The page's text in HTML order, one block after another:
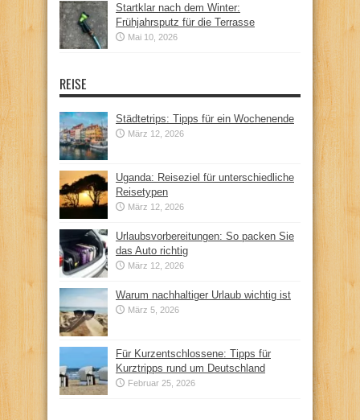
Startklar nach dem Winter:
Frühjahrsputz für die Terrasse
Mai 10, 2026
REISE
Städtetrips: Tipps für ein Wochenende
März 12, 2026
Uganda: Reiseziel für unterschiedliche
Reisetypen
März 12, 2026
Urlaubsvorbereitungen: So packen Sie
das Auto richtig
März 12, 2026
Warum nachhaltiger Urlaub wichtig ist
März 5, 2026
Für Kurzentschlossene: Tipps für
Kurztripps rund um Deutschland
Februar 25, 2026